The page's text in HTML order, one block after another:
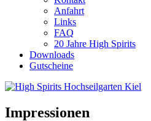
Anfahrt
Links
FAQ
20 Jahre High Spirits
Downloads
Gutscheine
Impressionen